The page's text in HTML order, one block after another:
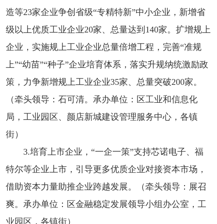
造等23家企业争创省级“专精特新”中小企业，新增省
级以上优质工业企业20家、总量达到140家。扩增规上
企业，实施规上工业企业总量倍增工程，完善“准规
上”“幼苗”“种子”企业培育体系，落实升规纳统激励政
策，力争新增规上工业企业35家、总量突破200家。
（牵头领导：石可清。承办单位：区工业和信息化
局，工业园区、颜店新城建设管理服务中心，各镇
街）
3.培育上市企业，“一企一策”支持芯诺电子、福
特尔等企业上市，引导更多优质企业对接资本市场，
借助资本力量助推企业跨越发展。（牵头领导：展召
爽。承办单位：区金融稳定发展领导小组办公室，工
业园区，各镇街）